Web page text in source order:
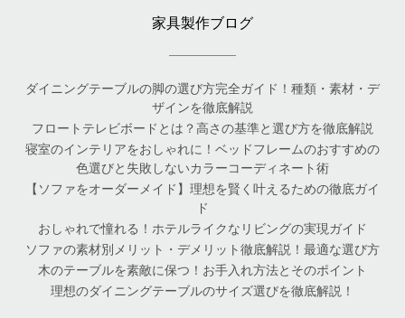
家具製作ブログ
ダイニングテーブルの脚の選び方完全ガイド！種類・素材・デ
ザインを徹底解説
フロートテレビボードとは？高さの基準と選び方を徹底解説
寝室のインテリアをおしゃれに！ベッドフレームのおすすめの
色選びと失敗しないカラーコーディネート術
【ソファをオーダーメイド】理想を賢く叶えるための徹底ガイ
ド
おしゃれで憧れる！ホテルライクなリビングの実現ガイド
ソファの素材別メリット・デメリット徹底解説！最適な選び方
木のテーブルを素敵に保つ！お手入れ方法とそのポイント
理想のダイニングテーブルのサイズ選びを徹底解説！